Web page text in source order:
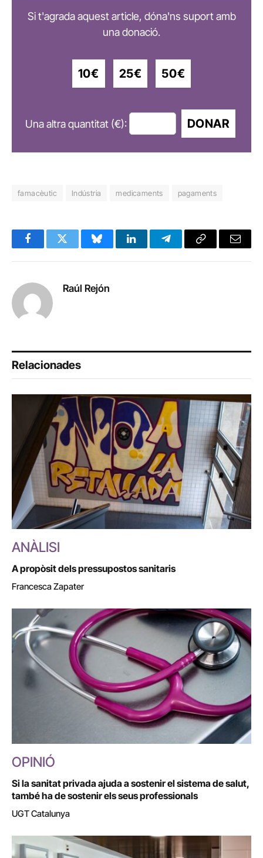
Si t'agrada aquest article, dóna'ns suport amb
una donació.
10€ 25€ 50€
Una altra quantitat (€): DONAR
famacèutic Indústria medicaments pagaments
FacebookTwitter BlueskyLinkedInTelegramCopy
Email
Raúl Rejón
Relacionades
ANÀLISI
A propòsit dels pressupostos sanitaris
Francesca Zapater
OPINIÓ
Si la sanitat privada ajuda a sostenir el sistema de salut,
també ha de sostenir els seus professionals
UGT Catalunya